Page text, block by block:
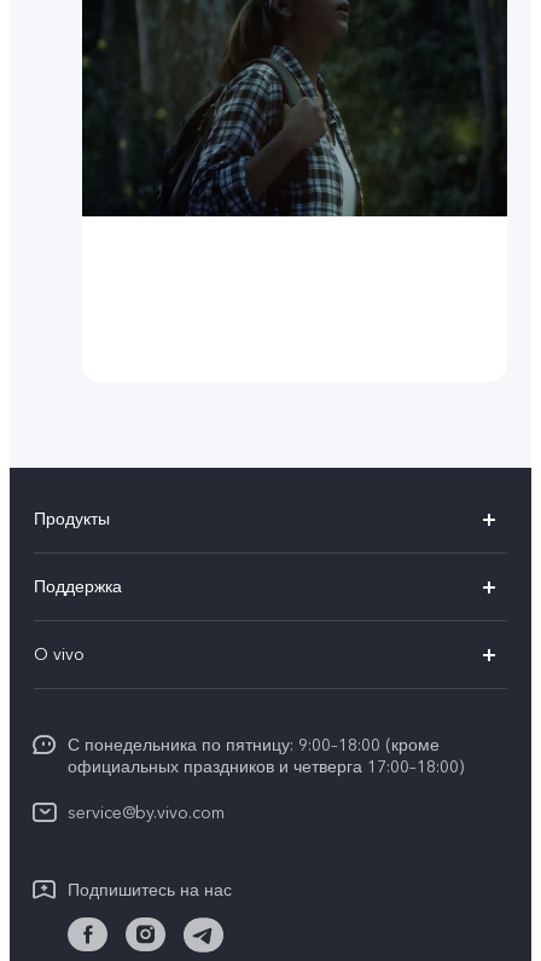
Продукты
V30 5G
V30 Lite
Y17s
Y18
Поддержка
Сервисный центр
Funtouch OS
IMEI аутентификация
Инструкции по гарантии vivo
O vivo
Карьера в vivo
Юридическая информация
Центр конфиденциальности vivo
Стабильность
С понедельника по пятницу: 9:00–18:00 (кроме
официальных праздников и четверга 17:00–18:00)
service@by.vivo.com
Подпишитесь на нас